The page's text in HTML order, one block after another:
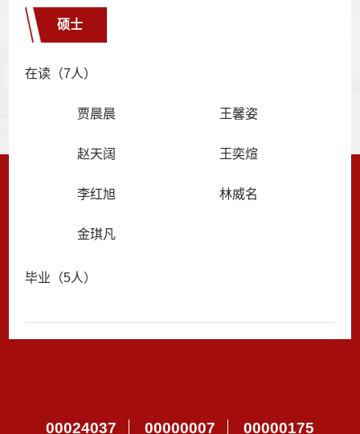
硕士
在读（7人）
贾晨晨 王馨姿
赵天阔 王奕煊
李红旭 林威名
金琪凡
毕业（5人）
00024037 00000007 00000175